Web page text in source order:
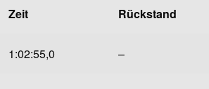
Zeit Rückstand
1:02:55,0 –